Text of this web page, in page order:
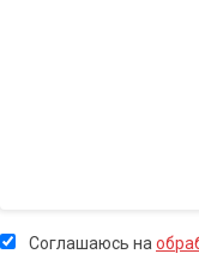
Соглашаюсь на